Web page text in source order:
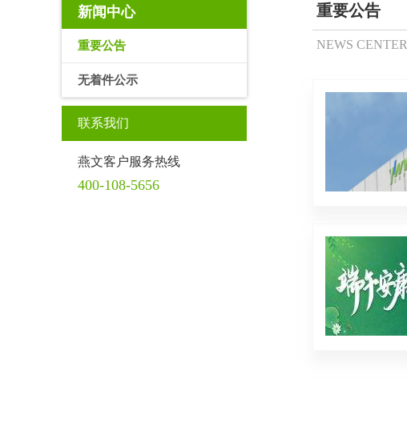
新闻中心
重要公告
无着件公示
联系我们
燕文客户服务热线
400-108-5656
重要公告
NEWS CENTER